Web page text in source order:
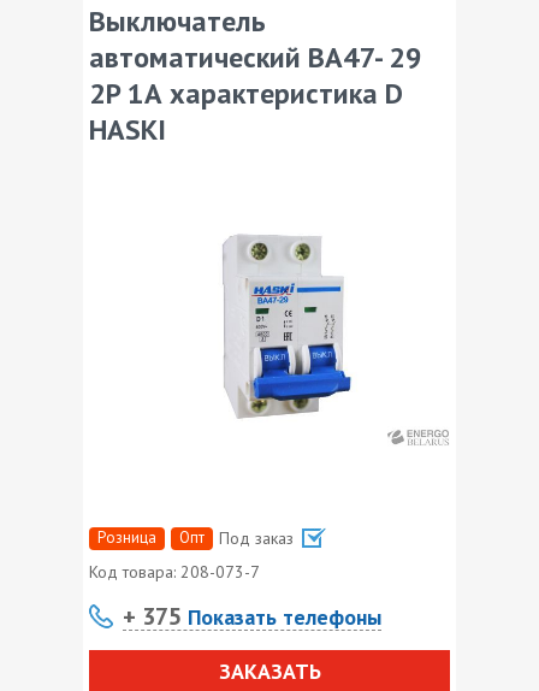
Выключатель
автоматический ВА47- 29
2P 1А характеристика D
HASKI
Розница Опт
Под заказ
Код товара: 208-073-7
+ 375 Показать телефоны
ЗАКАЗАТЬ